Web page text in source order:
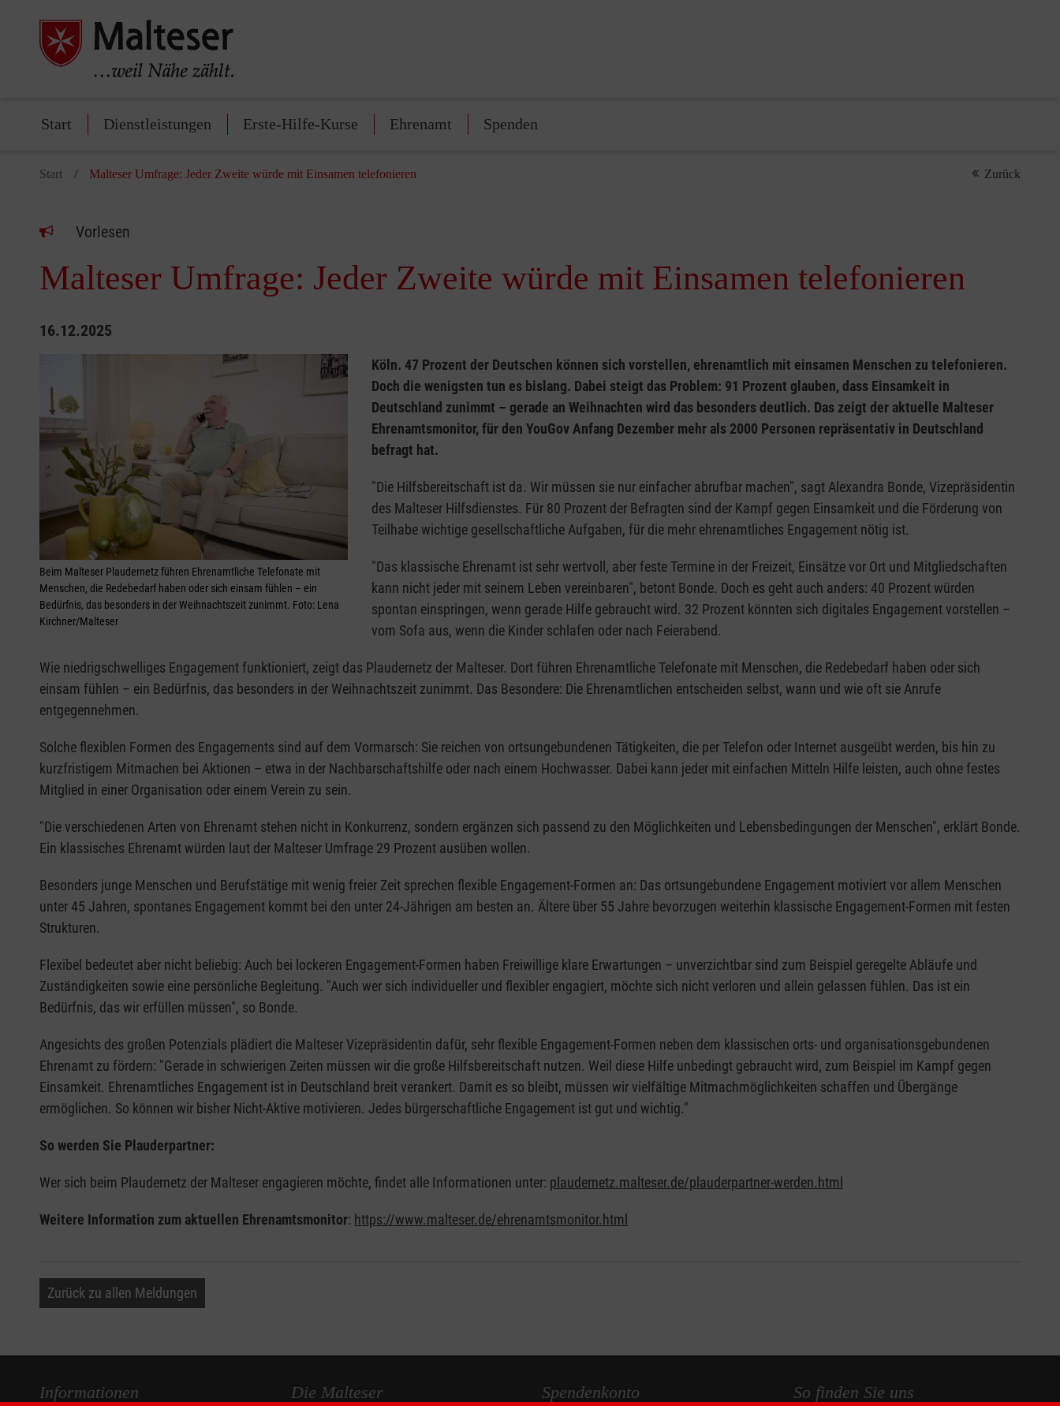
Start Dienstleistungen Erste-Hilfe-Kurse Ehrenamt Spenden
Start Malteser Umfrage: Jeder Zweite würde mit Einsamen telefonieren Zurück
Vorlesen
Malteser Umfrage: Jeder Zweite würde mit Einsamen telefonieren
16.12.2025
Beim Malteser Plaudernetz führen Ehrenamtliche Telefonate mit
Menschen, die Redebedarf haben oder sich einsam fühlen – ein
Bedürfnis, das besonders in der Weihnachtszeit zunimmt. Foto: Lena
Kirchner/Malteser
Köln. 47 Prozent der Deutschen können sich vorstellen, ehrenamtlich mit einsamen Menschen zu telefonieren.
Doch die wenigsten tun es bislang. Dabei steigt das Problem: 91 Prozent glauben, dass Einsamkeit in
Deutschland zunimmt – gerade an Weihnachten wird das besonders deutlich. Das zeigt der aktuelle Malteser
Ehrenamtsmonitor, für den YouGov Anfang Dezember mehr als 2000 Personen repräsentativ in Deutschland
befragt hat.
"Die Hilfsbereitschaft ist da. Wir müssen sie nur einfacher abrufbar machen", sagt Alexandra Bonde, Vizepräsidentin
des Malteser Hilfsdienstes. Für 80 Prozent der Befragten sind der Kampf gegen Einsamkeit und die Förderung von
Teilhabe wichtige gesellschaftliche Aufgaben, für die mehr ehrenamtliches Engagement nötig ist.
"Das klassische Ehrenamt ist sehr wertvoll, aber feste Termine in der Freizeit, Einsätze vor Ort und Mitgliedschaften
kann nicht jeder mit seinem Leben vereinbaren", betont Bonde. Doch es geht auch anders: 40 Prozent würden
spontan einspringen, wenn gerade Hilfe gebraucht wird. 32 Prozent könnten sich digitales Engagement vorstellen –
vom Sofa aus, wenn die Kinder schlafen oder nach Feierabend.
Wie niedrigschwelliges Engagement funktioniert, zeigt das Plaudernetz der Malteser. Dort führen Ehrenamtliche Telefonate mit Menschen, die Redebedarf haben oder sich
einsam fühlen – ein Bedürfnis, das besonders in der Weihnachtszeit zunimmt. Das Besondere: Die Ehrenamtlichen entscheiden selbst, wann und wie oft sie Anrufe
entgegennehmen.
Solche flexiblen Formen des Engagements sind auf dem Vormarsch: Sie reichen von ortsungebundenen Tätigkeiten, die per Telefon oder Internet ausgeübt werden, bis hin zu
kurzfristigem Mitmachen bei Aktionen – etwa in der Nachbarschaftshilfe oder nach einem Hochwasser. Dabei kann jeder mit einfachen Mitteln Hilfe leisten, auch ohne festes
Mitglied in einer Organisation oder einem Verein zu sein.
"Die verschiedenen Arten von Ehrenamt stehen nicht in Konkurrenz, sondern ergänzen sich passend zu den Möglichkeiten und Lebensbedingungen der Menschen", erklärt Bonde.
Ein klassisches Ehrenamt würden laut der Malteser Umfrage 29 Prozent ausüben wollen.
Besonders junge Menschen und Berufstätige mit wenig freier Zeit sprechen flexible Engagement-Formen an: Das ortsungebundene Engagement motiviert vor allem Menschen
unter 45 Jahren, spontanes Engagement kommt bei den unter 24-Jährigen am besten an. Ältere über 55 Jahre bevorzugen weiterhin klassische Engagement-Formen mit festen
Strukturen.
Flexibel bedeutet aber nicht beliebig: Auch bei lockeren Engagement-Formen haben Freiwillige klare Erwartungen – unverzichtbar sind zum Beispiel geregelte Abläufe und
Zuständigkeiten sowie eine persönliche Begleitung. "Auch wer sich individueller und flexibler engagiert, möchte sich nicht verloren und allein gelassen fühlen. Das ist ein
Bedürfnis, das wir erfüllen müssen", so Bonde.
Angesichts des großen Potenzials plädiert die Malteser Vizepräsidentin dafür, sehr flexible Engagement-Formen neben dem klassischen orts- und organisationsgebundenen
Ehrenamt zu fördern: "Gerade in schwierigen Zeiten müssen wir die große Hilfsbereitschaft nutzen. Weil diese Hilfe unbedingt gebraucht wird, zum Beispiel im Kampf gegen
Einsamkeit. Ehrenamtliches Engagement ist in Deutschland breit verankert. Damit es so bleibt, müssen wir vielfältige Mitmachmöglichkeiten schaffen und Übergänge
ermöglichen. So können wir bisher Nicht-Aktive motivieren. Jedes bürgerschaftliche Engagement ist gut und wichtig."
So werden Sie Plauderpartner:
Wer sich beim Plaudernetz der Malteser engagieren möchte, findet alle Informationen unter: plaudernetz.malteser.de/plauderpartner-werden.html
Weitere Information zum aktuellen Ehrenamtsmonitor: https://www.malteser.de/ehrenamtsmonitor.html
Zurück zu allen Meldungen
Informationen Die Malteser Spendenkonto So finden Sie uns